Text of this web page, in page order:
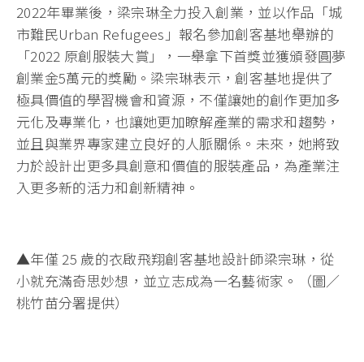
2022年畢業後，梁宗琳全力投入創業，並以作品「城
市難民Urban Refugees」報名參加創客基地舉辦的
「2022 原創服裝大賞」，一舉拿下首獎並獲頒發圓夢
創業金5萬元的獎勵。梁宗琳表示，創客基地提供了
極具價值的學習機會和資源，不僅讓她的創作更加多
元化及專業化，也讓她更加瞭解產業的需求和趨勢，
並且與業界專家建立良好的人脈關係。未來，她將致
力於設計出更多具創意和價值的服裝產品，為產業注
入更多新的活力和創新精神。
▲年僅 25 歲的衣啟飛翔創客基地設計師梁宗琳，從
小就充滿奇思妙想，並立志成為一名藝術家。（圖／
桃竹苗分署提供）